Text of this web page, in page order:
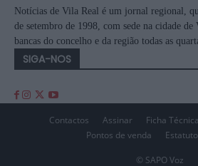
Notícias de Vila Real é um jornal regional,
de setembro de 1998, com sede na cidade
bancas do concelho e da região todas as
SIGA-NOS
Contactos Assinar Ficha Técnica
Pontos de venda
© SAPO Voz